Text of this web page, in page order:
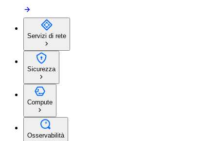
Servizi di rete
Sicurezza
Compute
Osservabilità